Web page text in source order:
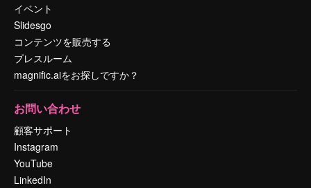
イベント
Slidesgo
コンテンツを販売する
プレスルーム
magnific.aiをお探しですか？
お問い合わせ
顧客サポート
Instagram
YouTube
LinkedIn